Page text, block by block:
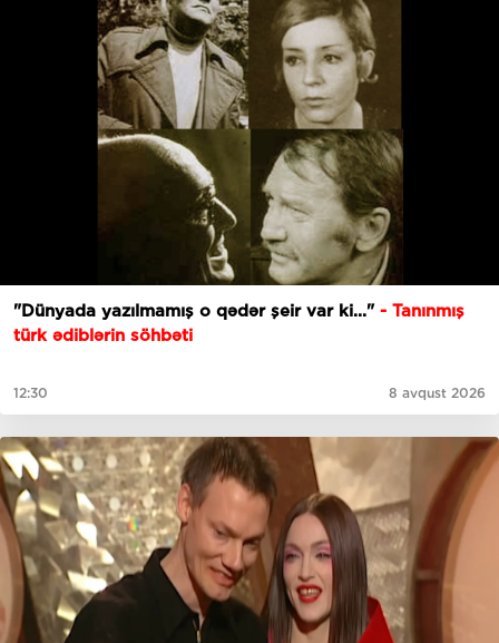
"Dünyada yazılmamış o qədər şeir var ki..." - Tanınmış
türk ədiblərin söhbəti
12:30 8 avqust 2026